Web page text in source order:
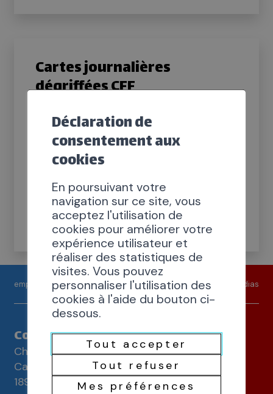
Cartes journalières
dégriffées CFF
Abonnement général CFF pour une
journée de voyage illimité, à prix réduit
emploi contact médias
Commune de Saint-Maurice
Chemin de la Tuilerie 3
Case postale 83
1890 Saint-Maurice
Déclaration de
consentement aux
cookies
En poursuivant votre
navigation sur ce site, vous
acceptez l'utilisation de
cookies pour améliorer votre
expérience utilisateur et
réaliser des statistiques de
visites. Vous pouvez
personnaliser l'utilisation des
cookies à l'aide du bouton ci-
dessous.
Tout accepter
Tout refuser
Mes préférences